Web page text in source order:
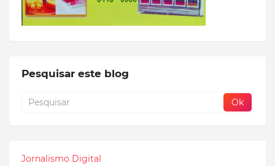
Pesquisar este blog
Jornalismo Digital